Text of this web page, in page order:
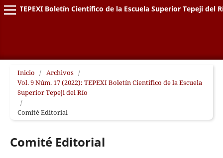
TEPEXI Boletín Científico de la Escuela Superior Tepeji del
Inicio / Archivos /
Vol. 9 Núm. 17 (2022): TEPEXI Boletín Científico de la Escuela
Superior Tepeji del Río
/
Comité Editorial
Comité Editorial